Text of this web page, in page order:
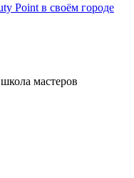
Point в своём городе
мастеров